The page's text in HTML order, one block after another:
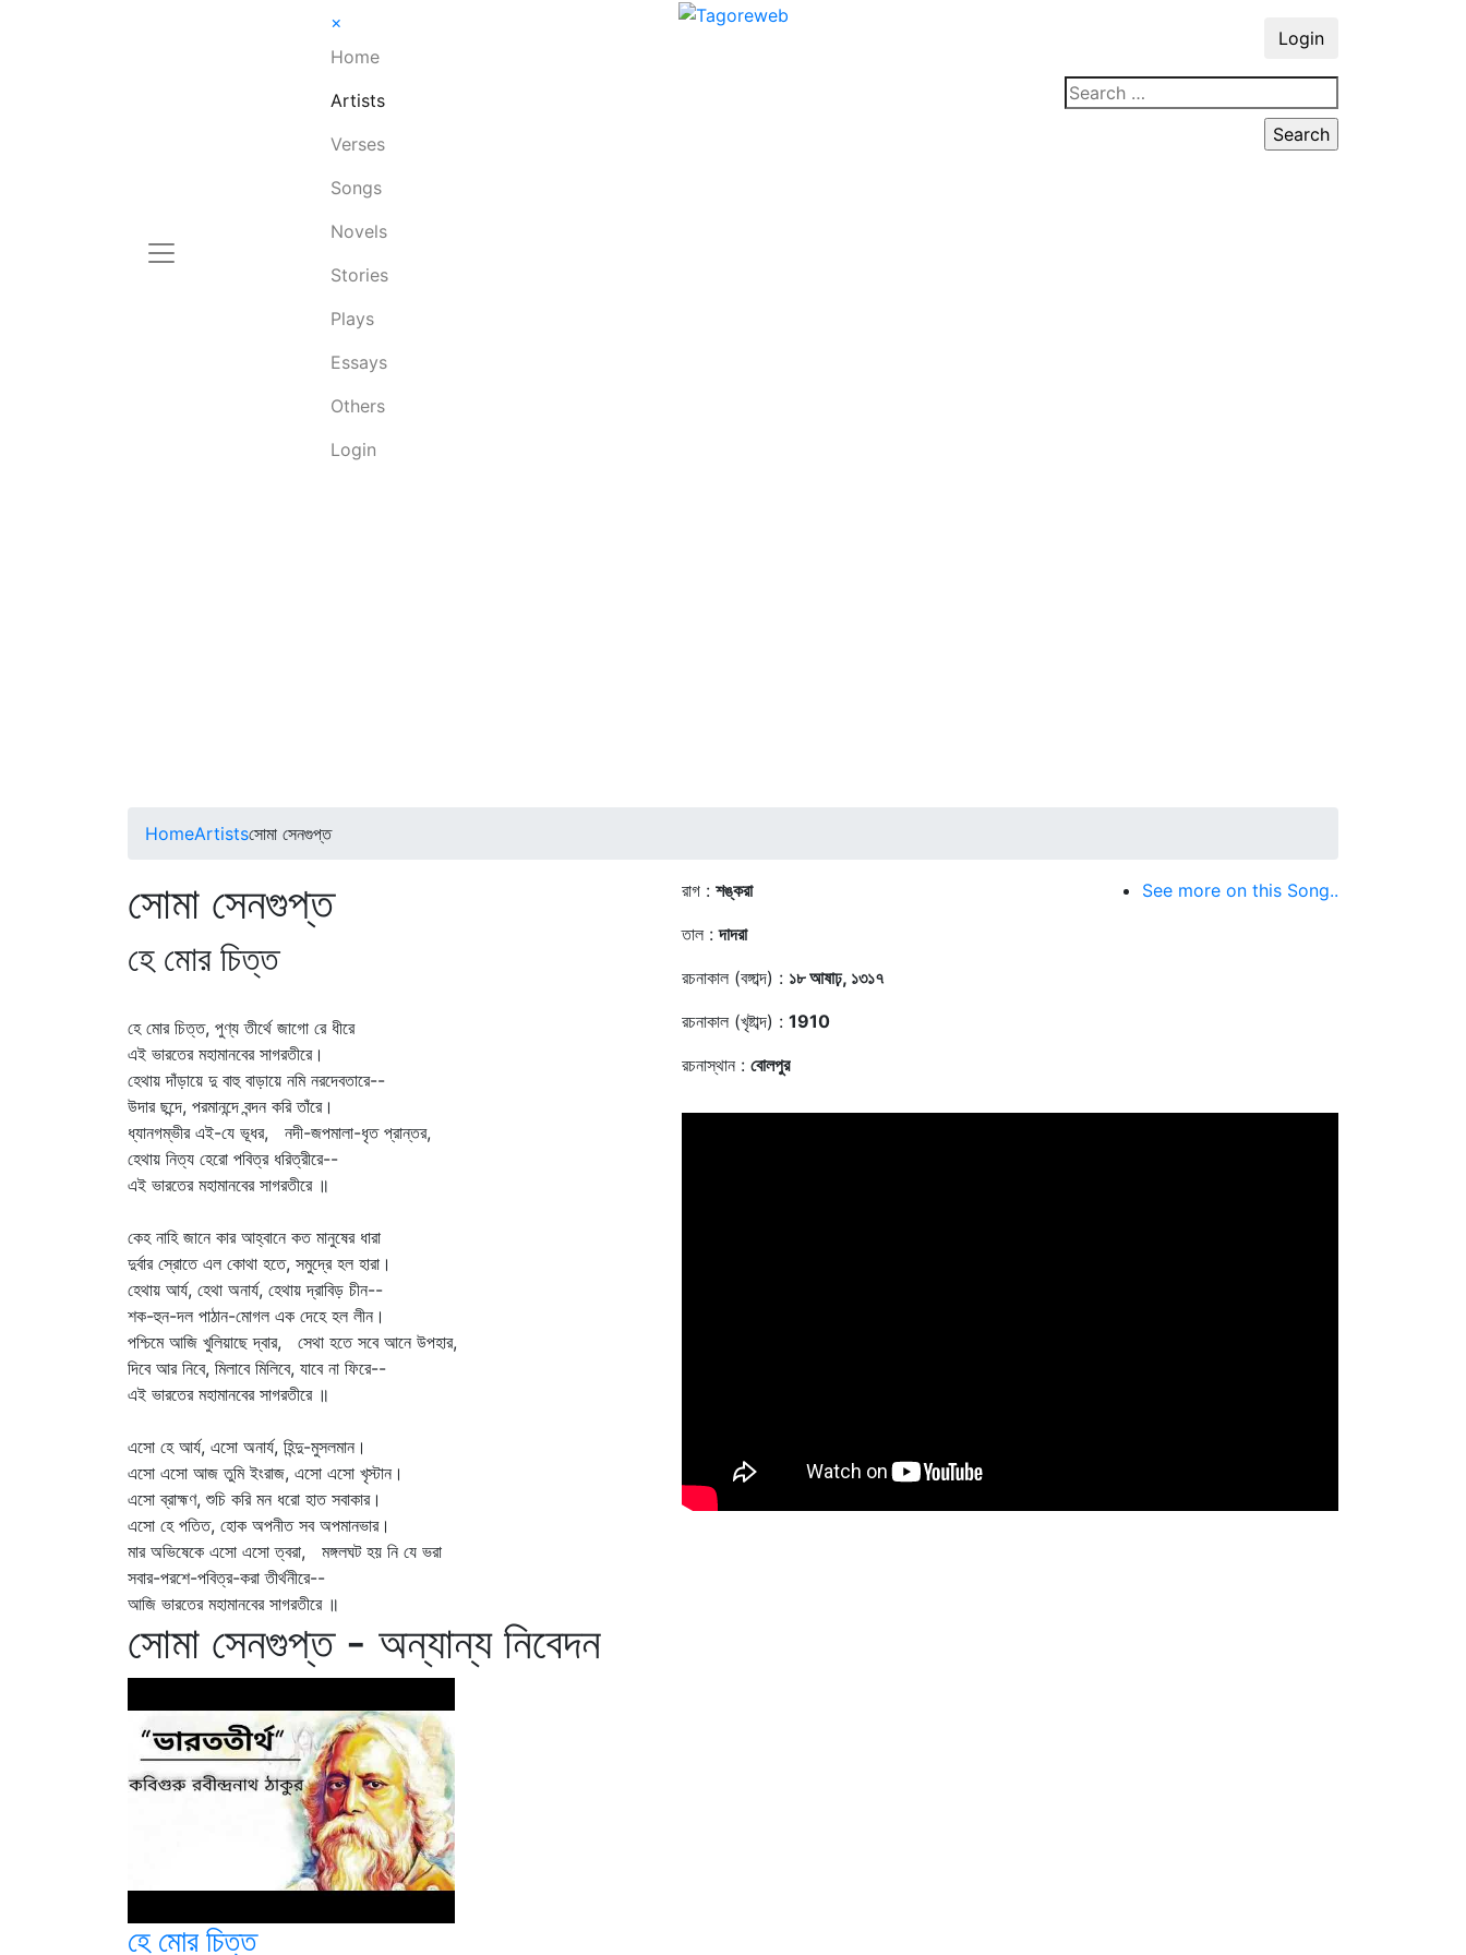
×
Home
Artists
Verses
Songs
Novels
Stories
Plays
Essays
Others
Login
Login
HomeArtistsসোমা সেনগুপ্ত
সোমা সেনগুপ্ত
হে মোর চিত্ত
হে মোর চিত্ত, পুণ্য তীর্থে জাগো রে ধীরে
এই ভারতের মহামানবের সাগরতীরে।
হেথায় দাঁড়ায়ে দু বাহু বাড়ায়ে নমি নরদেবতারে--
উদার ছন্দে, পরমানন্দে বন্দন করি তাঁরে।
ধ্যানগম্ভীর এই-যে ভূধর, নদী-জপমালা-ধৃত প্রান্তর,
হেথায় নিত্য হেরো পবিত্র ধরিত্রীরে--
এই ভারতের মহামানবের সাগরতীরে ॥
কেহ নাহি জানে কার আহ্বানে কত মানুষের ধারা
দুর্বার স্রোতে এল কোথা হতে, সমুদ্রে হল হারা।
হেথায় আর্য, হেথা অনার্য, হেথায় দ্রাবিড় চীন--
শক-হুন-দল পাঠান-মোগল এক দেহে হল লীন।
পশ্চিমে আজি খুলিয়াছে দ্বার, সেথা হতে সবে আনে উপহার,
দিবে আর নিবে, মিলাবে মিলিবে, যাবে না ফিরে--
এই ভারতের মহামানবের সাগরতীরে ॥
এসো হে আর্য, এসো অনার্য, হিন্দু-মুসলমান।
এসো এসো আজ তুমি ইংরাজ, এসো এসো খৃস্টান।
এসো ব্রাহ্মণ, শুচি করি মন ধরো হাত সবাকার।
এসো হে পতিত, হোক অপনীত সব অপমানভার।
মার অভিষেকে এসো এসো ত্বরা, মঙ্গলঘট হয় নি যে ভরা
সবার-পরশে-পবিত্র-করা তীর্থনীরে--
আজি ভারতের মহামানবের সাগরতীরে ॥
রাগ : শঙ্করা
তাল :দাদরা
রচনাকাল (বঙ্গাব্দ) : ১৮ আষাঢ়, ১৩১৭
রচনাকাল (খৃষ্টাব্দ) : 1910
রচনাস্থান : বোলপুর
See more on this Song..
সোমা সেনগুপ্ত - অন্যান্য নিবেদন
হে মোর চিত্ত